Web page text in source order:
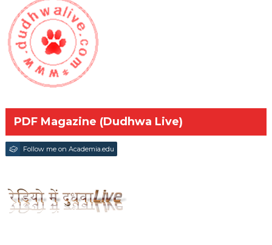
PDF Magazine (Dudhwa Live)
Follow me on Academia.edu